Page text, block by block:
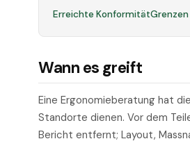
Erreichte Konformität
Wann es greift
Eine Ergonomieberatung hat
Standorte dienen. Vor dem
Bericht entfernt; Layout,